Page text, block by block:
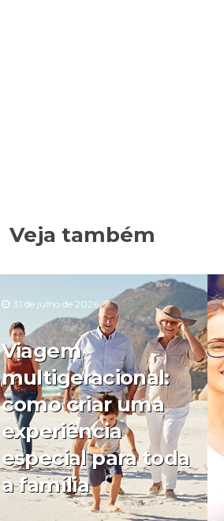
Veja também
31 de julho de 2026
Viagem
multigeracional:
como criar uma
experiência
especial para toda
a família